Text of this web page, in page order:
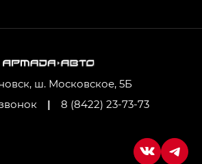
— GX PREMIUM, ЛАУНЖ —
(Empow) в комплектации
ш. Московское, 5Б
| 8 (8422) 23-73-73